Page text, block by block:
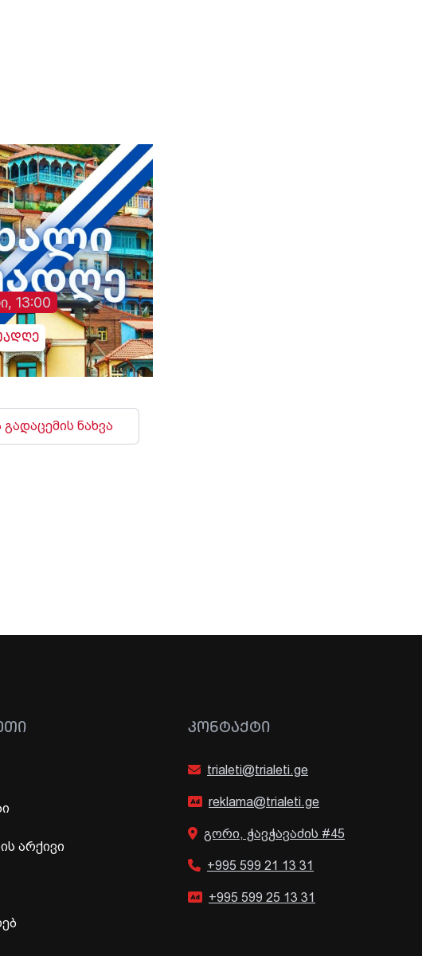
შეხვედრაზე ჩინეთს
„ირანის ახლო მეგობარი“
უწოდა. „არსებულ
ვითარებაში, ჩვენს
ქვეყნებს შორის
ორმხრივი
თანამშრომლობა კიდევ
უფრო გაძლიერდება“, -
განაცხადა აბას არაღჩიმ.
13:00
ნახვა
არქივი
ᲙᲝᲜᲢᲐᲥᲢᲘ
trialeti@trialeti.ge
reklama@trialeti.ge
გორი, ჭავჭავაძის #45
+995 599 21 13 31
+995 599 25 13 31